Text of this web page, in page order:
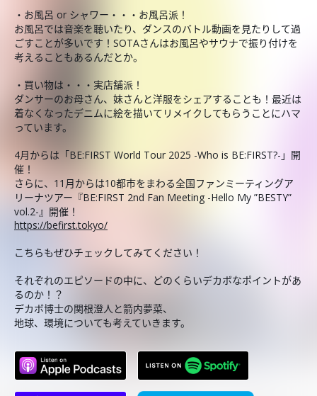
・お風呂 or シャワー・・・お風呂派！
お風呂では音楽を聴いたり、ダンスのバトル動画を見たりして過
ごすことが多いです！SOTAさんはお風呂やサウナで振り付けを
考えることもあるんだとか。
・買い物は・・・実店舗派！
ダンサーのお母さん、妹さんと洋服をシェアすることも！最近は
着なくなったデニムに絵を描いてリメイクしてもらうことにハマ
っています。
4月からは「BE:FIRST World Tour 2025 -Who is BE:FIRST?-」開
催！
さらに、11月からは10都市をまわる全国ファンミーティングア
リーナツアー『BE:FIRST 2nd Fan Meeting -Hello My ”BESTY”
vol.2-』開催！
https://befirst.tokyo/
こちらもぜひチェックしてみてください！
それぞれのエピソードの中に、どのくらいデカボなポイントがあ
るのか！？
デカボ博士の関根澄人と箭内夢菜、
地球、環境についても考えていきます。